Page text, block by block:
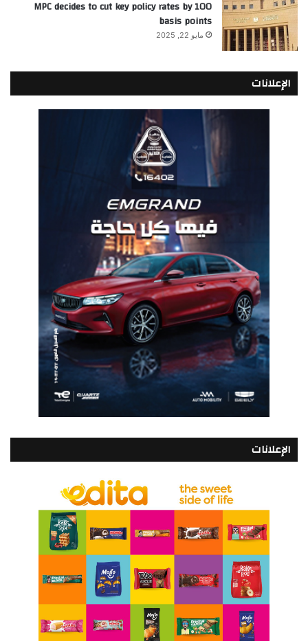
MPC decides to cut key policy rates by 100
basis points
مايو 22, 2025
الإعلانات
الإعلانات